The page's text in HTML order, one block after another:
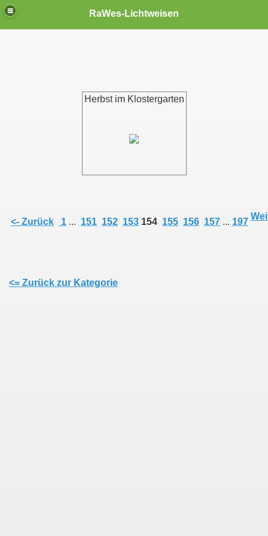
RaWes-Lichtweisen
Herbst im Klostergarten
<- Zurück 1 ... 151 152 153 154 155 156 157 ... 197
<= Zurück zur Kategorie